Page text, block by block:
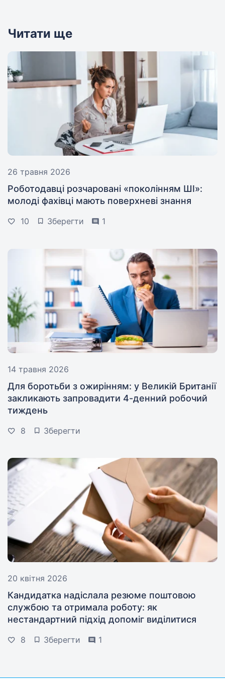
Читати ще
26 травня 2026
Роботодавці розчаровані «поколінням ШІ»:
молоді фахівці мають поверхневі знання
10 Зберегти 1
14 травня 2026
Для боротьби з ожирінням: у Великій Британії
закликають запровадити 4-денний робочий
тиждень
8 Зберегти
20 квітня 2026
Кандидатка надіслала резюме поштовою
службою та отримала роботу: як
нестандартний підхід допоміг виділитися
8 Зберегти 1